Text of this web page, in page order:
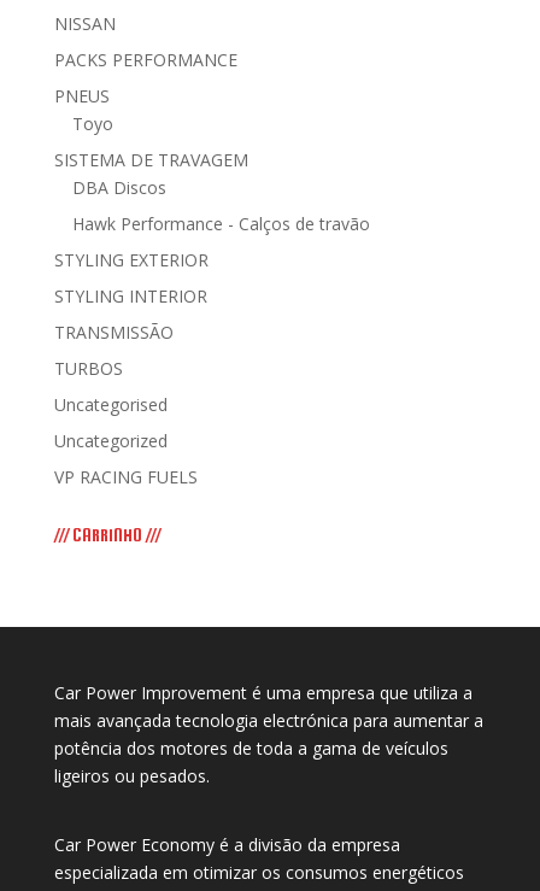
NISSAN
PACKS PERFORMANCE
PNEUS
Toyo
SISTEMA DE TRAVAGEM
DBA Discos
Hawk Performance - Calços de travão
STYLING EXTERIOR
STYLING INTERIOR
TRANSMISSÃO
TURBOS
Uncategorised
Uncategorized
VP RACING FUELS
/// CARRINHO ///
Car Power Improvement é uma empresa que utiliza a
mais avançada tecnologia electrónica para aumentar a
potência dos motores de toda a gama de veículos
ligeiros ou pesados.
Car Power Economy é a divisão da empresa
especializada em otimizar os consumos energéticos